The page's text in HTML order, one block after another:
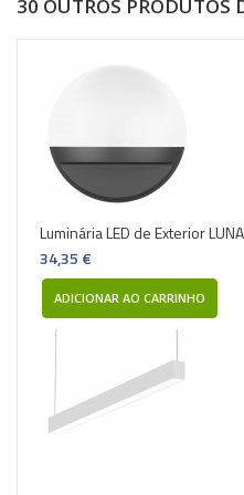
30 OUTROS PRODUTOS
Luminária LED de Exterior
34,35 €
ADICIONAR AO CARRINHO